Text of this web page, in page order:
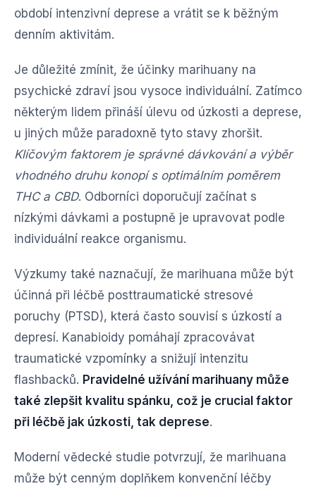
období intenzivní deprese a vrátit se k běžným
denním aktivitám.
Je důležité zmínit, že účinky marihuany na
psychické zdraví jsou vysoce individuální. Zatímco
některým lidem přináší úlevu od úzkosti a deprese,
u jiných může paradoxně tyto stavy zhoršit.
Klíčovým faktorem je správné dávkování a výběr
vhodného druhu konopí s optimálním poměrem
THC a CBD. Odborníci doporučují začínat s
nízkými dávkami a postupně je upravovat podle
individuální reakce organismu.
Výzkumy také naznačují, že marihuana může být
účinná při léčbě posttraumatické stresové
poruchy (PTSD), která často souvisí s úzkostí a
depresí. Kanabioidy pomáhají zpracovávat
traumatické vzpomínky a snižují intenzitu
flashbacků. Pravidelné užívání marihuany může
také zlepšit kvalitu spánku, což je crucial faktor
při léčbě jak úzkosti, tak deprese.
Moderní vědecké studie potvrzují, že marihuana
může být cenným doplňkem konvenční léčby